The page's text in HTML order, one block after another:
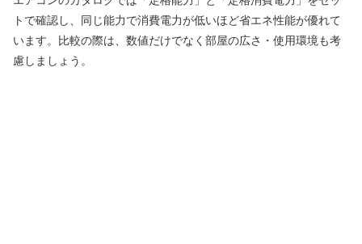
トで確認し、同じ能力で消費電力が低いほど省エネ性能が優れて
います。比較の際は、数値だけでなく部屋の広さ・使用環境も考
慮しましょう。